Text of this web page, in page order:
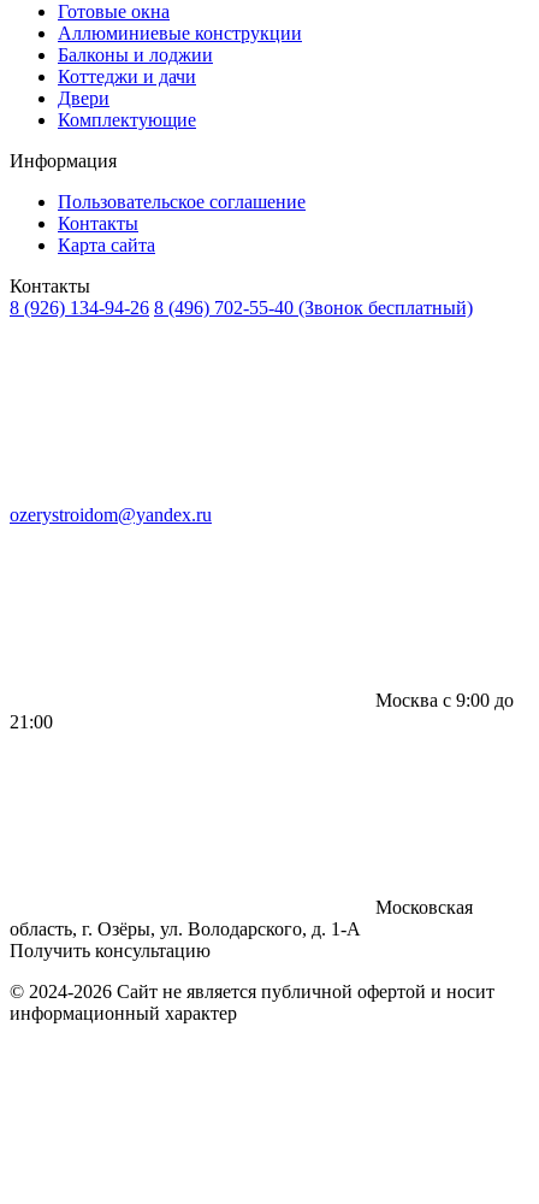
Готовые окна
Аллюминиевые конструкции
Балконы и лоджии
Коттеджи и дачи
Двери
Комплектующие
Информация
Пользовательское соглашение
Контакты
Карта сайта
Контакты
8 (926) 134-94-26 8 (496) 702-55-40 (Звонок бесплатный)
ozerystroidom@yandex.ru
Москва с 9:00 до
21:00
Московская
область, г. Озёры, ул. Володарского, д. 1-А
Получить консультацию
© 2024-2026 Сайт не является публичной офертой и носит
информационный характер